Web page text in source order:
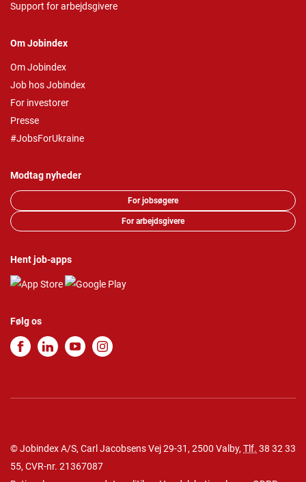
Support for arbejdsgivere
Om Jobindex
Om Jobindex
Job hos Jobindex
For investorer
Presse
#JobsForUkraine
Modtag nyheder
For jobsøgere
For arbejdsgivere
Hent job-apps
Følg os
© Jobindex A/S, Carl Jacobsens Vej 29-31, 2500 Valby, Tlf. 38 32 33
55, CVR-nr. 21367087